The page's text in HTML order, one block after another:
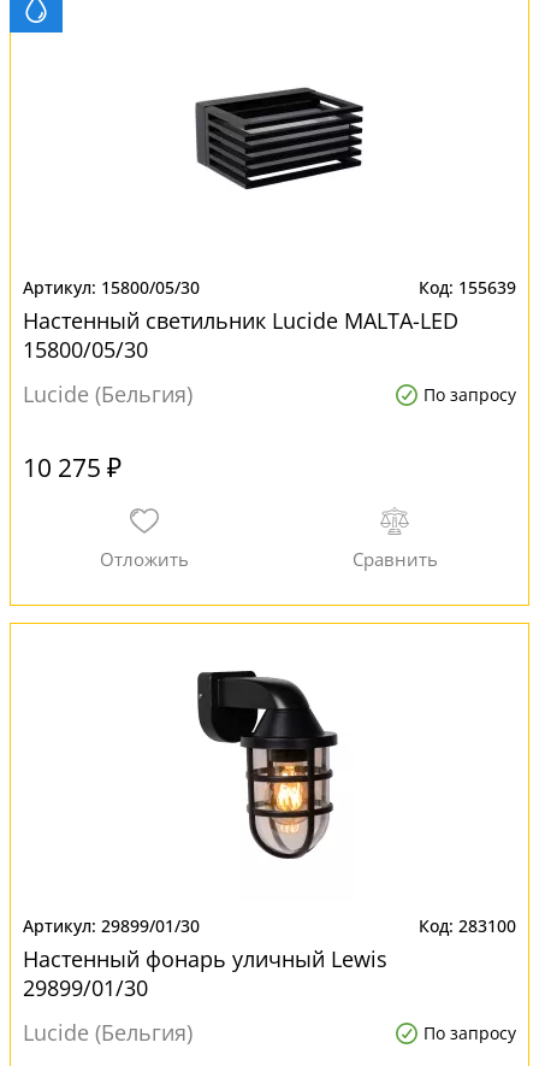
15800/05/30 155639
Настенный светильник Lucide MALTA-LED
15800/05/30
Lucide (Бельгия)
По запросу
10 275 ₽
29899/01/30 283100
Настенный фонарь уличный Lewis
29899/01/30
Lucide (Бельгия)
По запросу